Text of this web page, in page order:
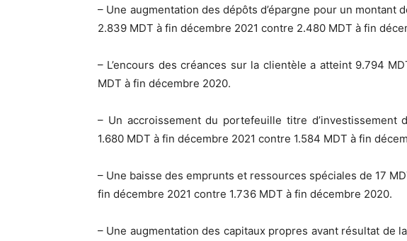
– Une augmentation des dépôts d’épargne pour un montant
2.839 MDT à fin décembre 2021 contre 2.480 MDT à fin
– L’encours des créances sur la clientèle a atteint 9.794
MDT à fin décembre 2020.
– Un accroissement du portefeuille titre d’investissement
1.680 MDT à fin décembre 2021 contre 1.584 MDT à fin
– Une baisse des emprunts et ressources spéciales de 17
fin décembre 2021 contre 1.736 MDT à fin décembre 2020.
– Une augmentation des capitaux propres avant résultat de